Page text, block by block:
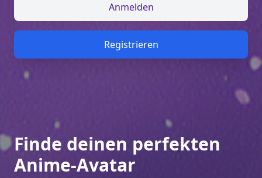
Anmelden
Registrieren
Finde deinen perfekten
Anime-Avatar